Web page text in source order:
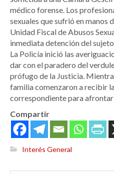
médico forense. Los
sexuales que sufrió en manos
Unidad Fiscal de Abusos
inmediata detención del
La Policía inició las
dar con el paradero del
prófugo de la Justicia.
familia comenzaron a recibir
correspondiente para
Compartir
Interés General